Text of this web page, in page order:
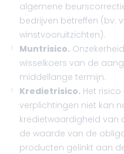
algemene
bedrijven betreffen (bv.
winstvooruitzichten).
Muntrisico.
wisselkoers van de
middellange termijn.
Kredietrisico. Het
verplichtingen niet kan
kredietwaardigheid van
de waarde van de
producten gelinkt aan